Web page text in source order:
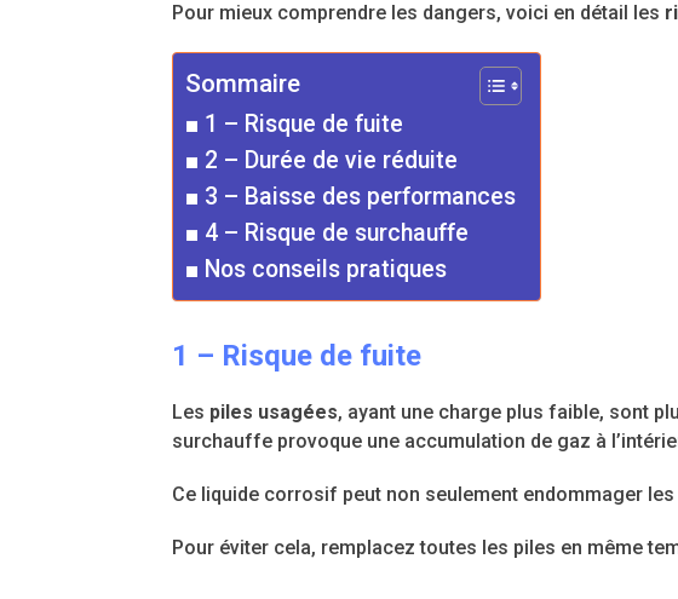
Pour mieux comprendre les dangers, voici en détail les
Sommaire
1 – Risque de fuite
2 – Durée de vie réduite
3 – Baisse des performances
4 – Risque de surchauffe
Nos conseils pratiques
1 – Risque de fuite
Les piles usagées, ayant une charge plus faible, sont
surchauffe provoque une accumulation de gaz à
Ce liquide corrosif peut non seulement endommager
Pour éviter cela, remplacez toutes les piles en même